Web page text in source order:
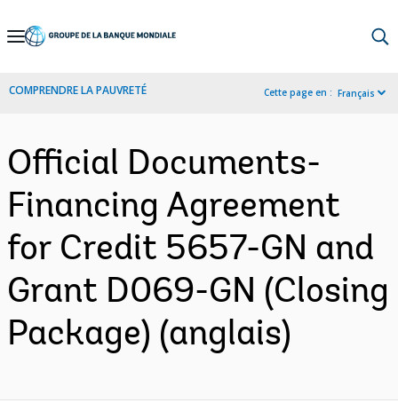
Skip
Navigation
COMPRENDRE LA PAUVRETÉ Cette page en : Français
Official Documents-
Financing Agreement
for Credit 5657-GN and
Grant D069-GN (Closing
Package) (anglais)